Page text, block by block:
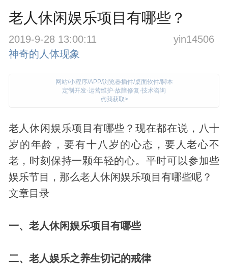
老人休闲娱乐项目有哪些？
2019-9-28 13:00:11
yin14506
神奇的人体现象
网站/小程序/APP/浏览器插件/桌面软件/脚本
定制开发·运营维护·故障修复·技术咨询
点我获取>
老人休闲娱乐项目有哪些？现在都在说，八十
岁的年龄，要有十八岁的心态，要人老心不
老，时刻保持一颗年轻的心。平时可以参加些
娱乐节目，那么老人休闲娱乐项目有哪些呢？
文章目录
一、老人休闲娱乐项目有哪些
二、老人娱乐之养生切记的戒律